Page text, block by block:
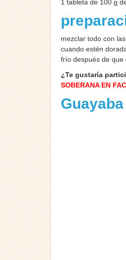
1 tableta de 100 g
mezclar todo con
cuando estén
frío después de
¿Te gustaría
SOBERANA EN